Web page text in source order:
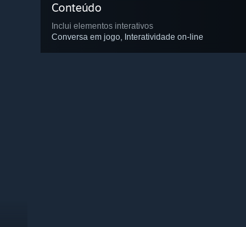
Conteúdo
Inclui elementos interativos
Conversa em jogo, Interatividade on-line